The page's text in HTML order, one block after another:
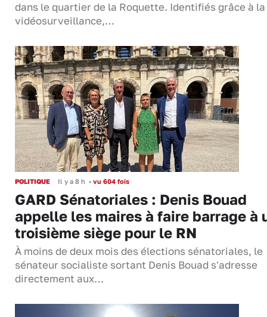
dans le quartier de la Roquette. Identifiés grâce à la
vidéosurveillance,…
POLITIQUE Il y a 8 h • vu 604 fois
GARD Sénatoriales : Denis Bouad
appelle les maires à faire barrage à
troisième siège pour le RN
À moins de deux mois des élections sénatoriales, le
sénateur socialiste sortant Denis Bouad s'adresse
directement aux…